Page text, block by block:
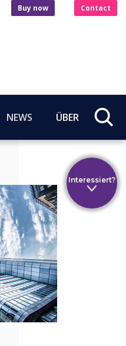
Buy now Contact
NEWS ÜBER
Interessiert?